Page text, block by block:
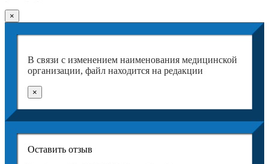
×
В связи с изменением наименования медицинской
организации, файл находится на редакции
×
Оставить отзыв